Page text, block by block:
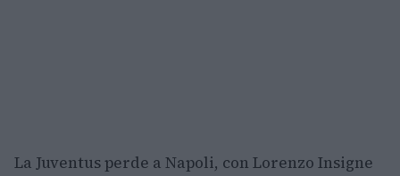
La Juventus perde a Napoli, con Lorenzo Insigne